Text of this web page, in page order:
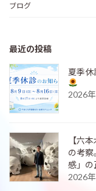
ブログ
最近の投稿
夏季
2026
【六
の考
感」の
2026